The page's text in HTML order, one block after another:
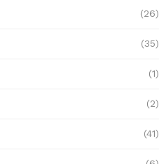
(26)
(35)
(1)
(2)
(41)